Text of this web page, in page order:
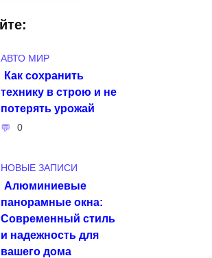
АВТО МИР
Как сохранить
технику в строю и не
потерять урожай
0
НОВЫЕ ЗАПИСИ
Алюминиевые
панорамные окна:
Современный стиль
и надежность для
вашего дома